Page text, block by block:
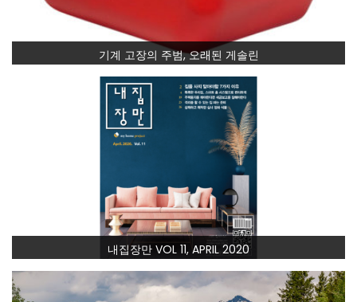
기계 고장의 주범, 오래된 게솔린
내집장만 VOL 11, APRIL 2020